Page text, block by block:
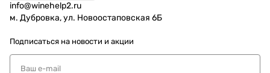
info@winehelp2.ru
м. Дубровка, ул. Новоостаповская 6Б
Подписаться на новости и акции